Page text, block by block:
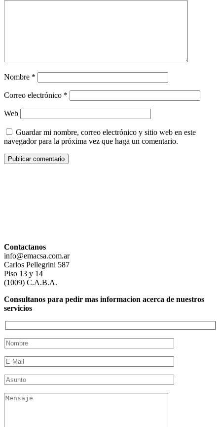
Nombre *
Correo electrónico *
Web
Guardar mi nombre, correo electrónico y sitio web en este
navegador para la próxima vez que haga un comentario.
Contactanos
info@emacsa.com.ar
Carlos Pellegrini 587
Piso 13 y 14
(1009) C.A.B.A.
Consultanos para pedir mas informacion acerca de nuestros
servicios